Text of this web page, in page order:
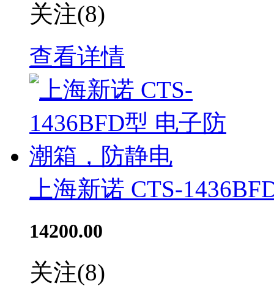
关注(8)
查看详情
上海新诺 CTS-
14200.00
关注(8)